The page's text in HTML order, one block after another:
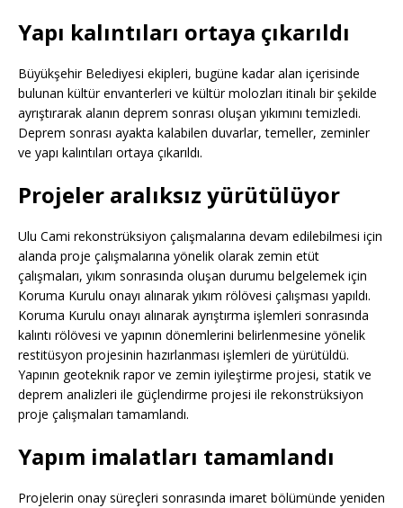
Yapı kalıntıları ortaya çıkarıldı
Büyükşehir Belediyesi ekipleri, bugüne kadar alan içerisinde
bulunan kültür envanterleri ve kültür molozları itinalı bir şekilde
ayrıştırarak alanın deprem sonrası oluşan yıkımını temizledi.
Deprem sonrası ayakta kalabilen duvarlar, temeller, zeminler
ve yapı kalıntıları ortaya çıkarıldı.
Projeler aralıksız yürütülüyor
Ulu Cami rekonstrüksiyon çalışmalarına devam edilebilmesi için
alanda proje çalışmalarına yönelik olarak zemin etüt
çalışmaları, yıkım sonrasında oluşan durumu belgelemek için
Koruma Kurulu onayı alınarak yıkım rölövesi çalışması yapıldı.
Koruma Kurulu onayı alınarak ayrıştırma işlemleri sonrasında
kalıntı rölövesi ve yapının dönemlerini belirlenmesine yönelik
restitüsyon projesinin hazırlanması işlemleri de yürütüldü.
Yapının geoteknik rapor ve zemin iyileştirme projesi, statik ve
deprem analizleri ile güçlendirme projesi ile rekonstrüksiyon
proje çalışmaları tamamlandı.
Yapım imalatları tamamlandı
Projelerin onay süreçleri sonrasında imaret bölümünde yeniden